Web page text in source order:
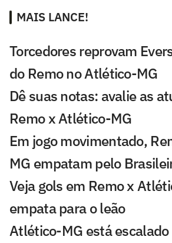
MAIS LANCE!
Torcedores reprovam
do Remo no Atlético-MG
Dê suas notas: avalie as
Remo x Atlético-MG
Em jogo movimentado,
MG empatam pelo
Veja gols em Remo x
empata para o leão
Atlético-MG está escalado